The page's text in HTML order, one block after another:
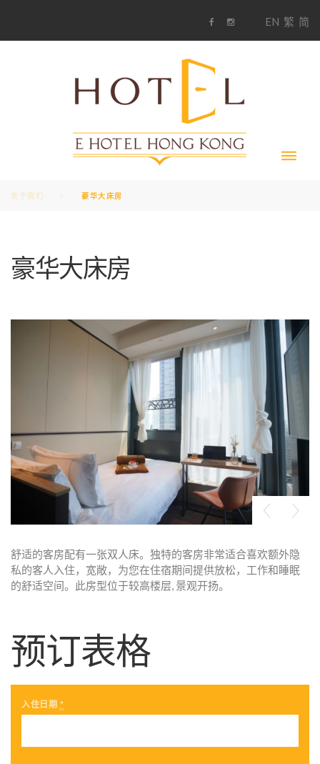
i
a
e
b
k
n
a
EN 繁 简
关于我们 豪华大床房
豪华大床房
舒适的客房配有一张双人床。独特的客房非常适合喜欢额外隐
私的客人入住，宽敞，为您在住宿期间提供放松，工作和睡眠
的舒适空间。此房型位于较高楼层, 景观开扬。
预订表格
入住日期 *